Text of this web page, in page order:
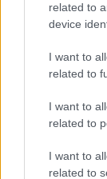
related to
device
I want to
related to
I want to
related to
I want to
related to
«Βγήκαν
Δ.Σ. και
απαντάς με
τα